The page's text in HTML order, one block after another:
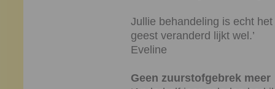
Jullie behandeling is echt
geest veranderd lijkt wel.’
Eveline
Geen zuurstofgebrek meer